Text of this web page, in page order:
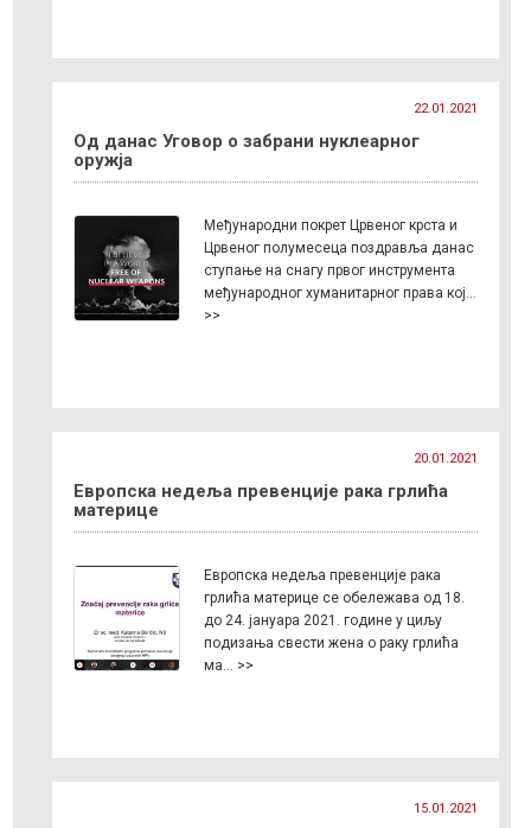
22.01.2021
Од данас Уговор о забрани нуклеарног
оружја
Међународни покрет Црвеног крста и
Црвеног полумесеца поздравља данас
ступање на снагу првог инструмента
међународног хуманитарног права кој…
>>
20.01.2021
Европска недеља превенције рака грлића
материце
Европска недеља превенције рака
грлића материце се обележава од 18.
до 24. јануара 2021. године у циљу
подизања свести жена о раку грлића
ма… >>
15.01.2021